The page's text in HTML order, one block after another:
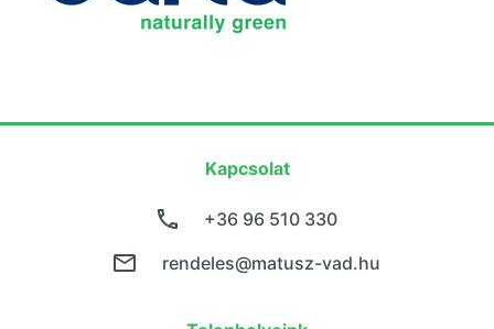
Kapcsolat
+36 96 510 330
rendeles@matusz-vad.hu